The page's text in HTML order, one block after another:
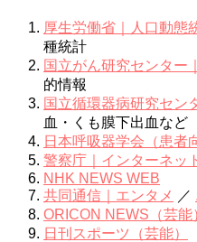
厚生労働省｜人口動態
種統計
国立がん研究センター
的情報
国立循環器病研究セン
血・くも膜下出血など
日本呼吸器学会（患者
警察庁｜インターネッ
NHK NEWS WEB
共同通信｜エンタメ ／
ORICON NEWS（芸能
日刊スポーツ（芸能）